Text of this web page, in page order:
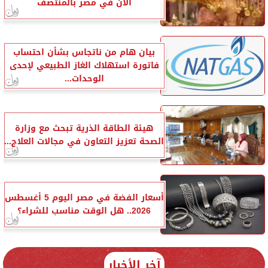
بيان هام من ناتجاس بشأن احتساب
فاتورة استهلاك الغاز الطبيعي لإحدى
الوحدات...
هيئة الطاقة الذرية تبحث مع وزارة
الصحة تعزيز التعاون في مجالات العلاج...
أسعار الفضة في مصر اليوم 5 أغسطس
2026.. هل الوقت مناسب للشراء؟